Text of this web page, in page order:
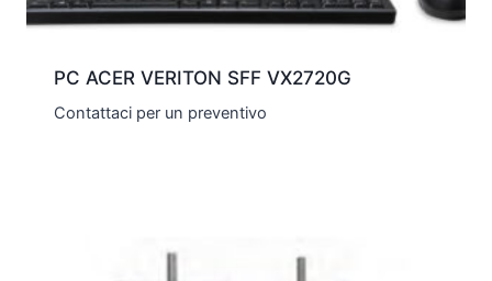
PC ACER VERITON SFF VX2720G
Contattaci per un preventivo